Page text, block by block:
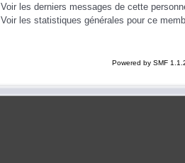
Voir les derniers messages de cette
Voir les statistiques générales pour ce
Powered by SMF